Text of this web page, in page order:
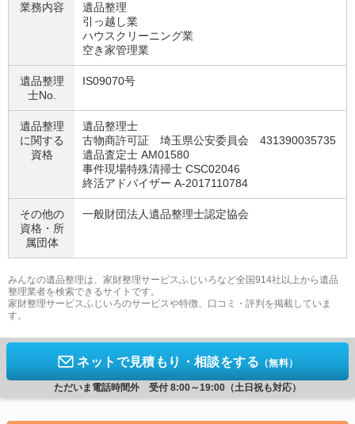
業務内容
遺品整理
引っ越し業
ハウスクリーニング業
空き家管理業
遺品整理
士No.
IS09070号
遺品整理
に関する
資格
遺品整理士
古物商許可証 埼玉県公安委員会 431390035735
遺品査定士 AM01580
事件現場特殊清掃士 CSC02046
終活アドバイザー A-2017110784
その他の
資格・ 所
属団体
一般財団法人遺品整理士認定協会
みんなの遺品整理は、家財整理サービスふじいろなど全国914社以上から遺品
整理業者を検索できるサイトです。
家財整理サービスふじいろのサービスや特徴、口コミ・評判を掲載していま
す。
ネットで見積もり・相談をする （無料）
ただいま電話時間外 受付 8:00～19:00（土日祝も対応）